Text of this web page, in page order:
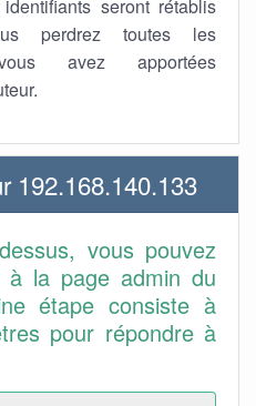
seront rétablis
perdrez toutes les
avez apportées
192.168.140.133
vous pouvez
à la page admin du
étape consiste à
pour répondre à